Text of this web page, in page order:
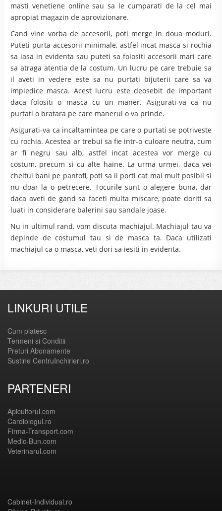
masti venetiene online sau sa le cumparati de la cel mai
apropiat magazin de aprovizionare.
Cand vine vorba de accesorii, poti merge in doua moduri.
Puteti purta accesorii minimale, astfel incat masca si rochia
sa iasa in evidenta sau puteti sa folositi accesorii mari care
sa atraga atentia de la costum. Un lucru pe care trebuie sa
il aveti in vedere este sa nu purtati bijuterii care sa va
impiedice masca. Acest lucru este deosebit de important
daca folositi o masca cu un maner. Asigurati-va ca nu
purtati o bratara pe care manerul o va prinde.
Asigurati-va ca incaltamintea pe care o purtati se potriveste
cu rochia. Acestea ar trebui sa fie intr-o culoare neutra, cum
ar fi negru sau alb, astfel incat acestea vor merge cu
costum, precum si cu alte haine. La urma urmei, daca vei
cheltui bani pe pantofi, poti sa ii porti cat mai mult posibil si
nu doar la o petrecere. Tocurile sunt o alegere buna, dar
daca aveti de gand sa faceti multa miscare, poate doriti sa
luati in considerare balerini sau sandale joase.
Nu in ultimul rand, vom discuta machiajul. Machiajul tau va
depinde de costumul tau si de masca ta. Daca utilizati
machiajul ca o masca, veti dori sa iesiti in evidenta.
LINKURI UTILE
Cum platesc
Termeni si Conditii
Preturi Abonamente
Sustine CentruInchirieri.ro
PARTENERI
Apicultorul.com
Cardiologul.ro
Firma-Transport.com
Medic-Bun.com
Veterinarul.com
Cabinet-Individual.ro